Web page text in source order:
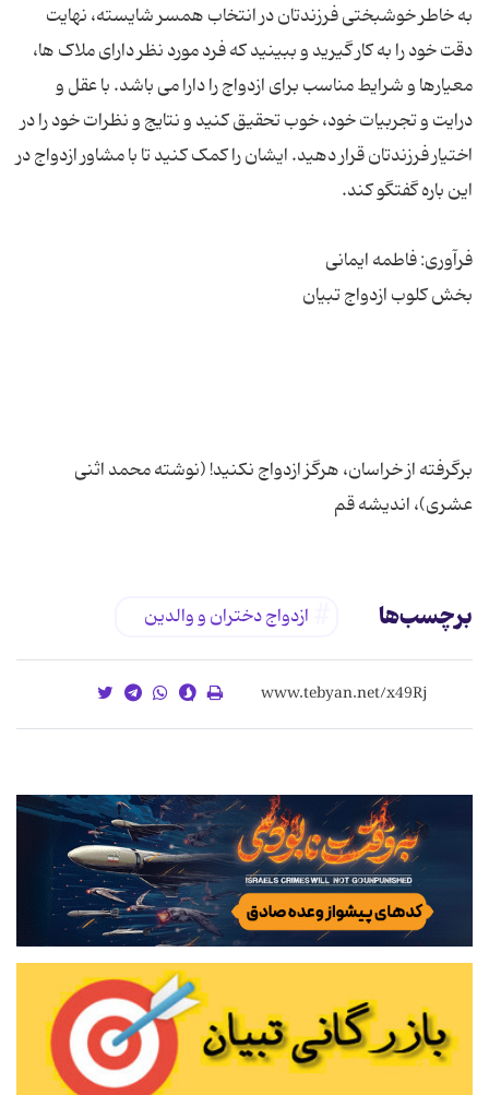
به خاطر خوشبختی فرزندتان در انتخاب همسر شایسته، نهایت
دقت خود را به کار گیرید و ببینید که فرد مورد نظر دارای ملاک ها،
معیارها و شرایط مناسب برای ازدواج را دارا می باشد. با عقل و
درایت و تجربیات خود، خوب تحقیق کنید و نتایج و نظرات خود را در
اختیار فرزندتان قرار دهید. ایشان را کمک کنید تا با مشاور ازدواج در
برگرفته از خراسان، هرگز ازدواج نکنید! (نوشته محمد اثنی
عشری)، اندیشه قم
برچسب‌ها ازدواج دختران و والدین